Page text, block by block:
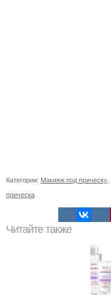
Категории: Макияж под прическу
прическа
Читайте также